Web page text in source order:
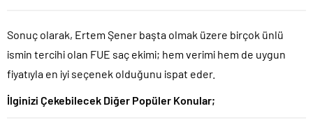
Sonuç olarak, Ertem Şener başta olmak üzere birçok ünlü
ismin tercihi olan FUE saç ekimi; hem verimi hem de uygun
fiyatıyla en iyi seçenek olduğunu ispat eder.
İlginizi Çekebilecek Diğer Popüler Konular;